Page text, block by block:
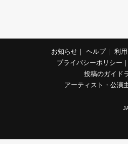
お知らせ ｜ ヘルプ｜ 利
プライバシーポリシー ｜
投稿のガイド
アーティスト・公演